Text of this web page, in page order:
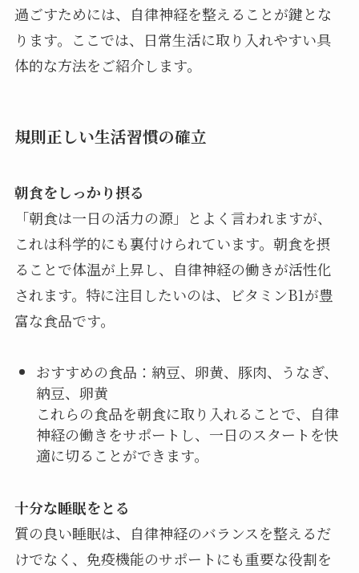
過ごすためには、自律神経を整えることが鍵とな
ります。ここでは、日常生活に取り入れやすい具
体的な方法をご紹介します。
規則正しい生活習慣の確立
朝食をしっかり摂る
「朝食は一日の活力の源」とよく言われますが、
これは科学的にも裏付けられています。朝食を摂
ることで体温が上昇し、自律神経の働きが活性化
されます。特に注目したいのは、ビタミンB1が豊
富な食品です。
おすすめの食品：納豆、卵黄、豚肉、うなぎ、
納豆、卵黄
これらの食品を朝食に取り入れることで、自律
神経の働きをサポートし、一日のスタートを快
適に切ることができます。
十分な睡眠をとる
質の良い睡眠は、自律神経のバランスを整えるだ
けでなく、免疫機能のサポートにも重要な役割を